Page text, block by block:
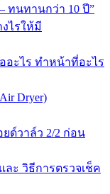
ทนทานกว่า 10 ปี”
ไรให้มี
อะไร ทำหน้าที่อะไร
Dryer)
ด์วาล์ว 2/2 ก่อน
ละ วิธีการตรวจเช็ค